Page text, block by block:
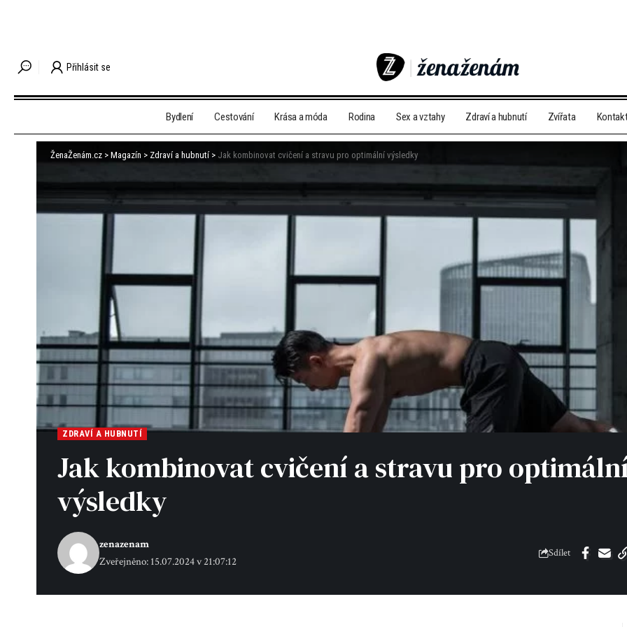
Přihlásit se
Bydlení Cestování Krása a móda Rodina Sex a vztahy Zdraví a hubnutí Zvířata
ŽenaŽenám.cz > Magazín > Zdraví a hubnutí> Jak kombinovat cvičení a stravu pro optimální výsledky
ZDRAVÍ A HUBNUTÍ
Jak kombinovat cvičení a stravu pro
výsledky
Zveřejněno: 15.07.2024 v 21:07:12
zenazenam
Sdílet